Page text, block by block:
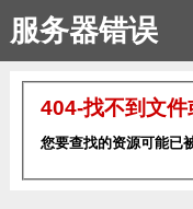
服务器错误
404-找不到文件
您要查找的资源可能已